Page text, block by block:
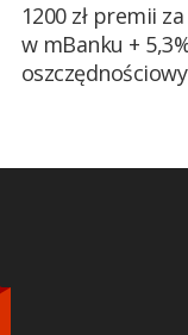
1200 zł premii
w mBanku +